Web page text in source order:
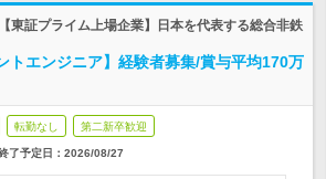
東証プライム上場企業】日本を代表する総合非鉄
トエンジニア】経験者募集/賞与平均170万
転勤なし 第二新卒歓迎
了予定日： 2026/08/27